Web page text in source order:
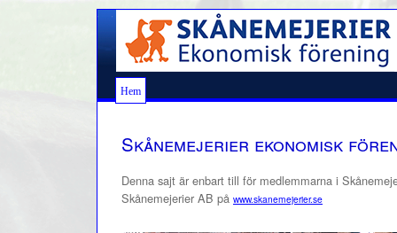
Hem
Skånemejerier ekonomisk
Denna sajt är enbart till för medlemmarna i
Skånemejerier AB på www.skanemejerier.se